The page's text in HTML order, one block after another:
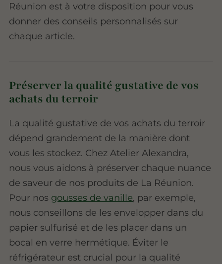
Réunion est à votre disposition pour vous
donner des conseils personnalisés sur
chaque article.
Préserver la qualité gustative de vos
achats du terroir
La qualité gustative de vos achats du terroir
dépend grandement de la manière dont
vous les stockez. Chez Atelier Alexandra,
nous vous aidons à préserver chaque nuance
de saveur de nos produits de La Réunion.
Pour nos gousses de vanille, par exemple,
nous conseillons de les envelopper dans du
papier sulfurisé et de les placer dans un
bocal en verre hermétique. Éviter le
réfrigérateur est crucial pour la qualité